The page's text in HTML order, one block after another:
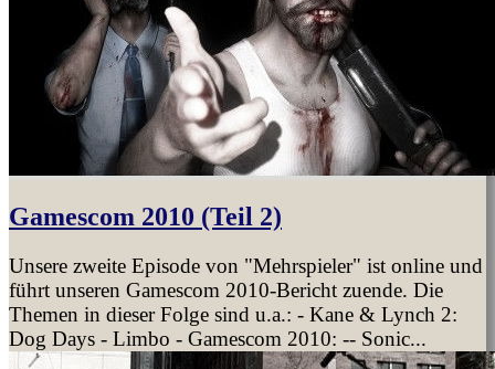
Gamescom 2010 (Teil 2)
Unsere zweite Episode von "Mehrspieler" ist online und
führt unseren Gamescom 2010-Bericht zuende. Die
Themen in dieser Folge sind u.a.: - Kane & Lynch 2:
Dog Days - Limbo - Gamescom 2010: -- Sonic...